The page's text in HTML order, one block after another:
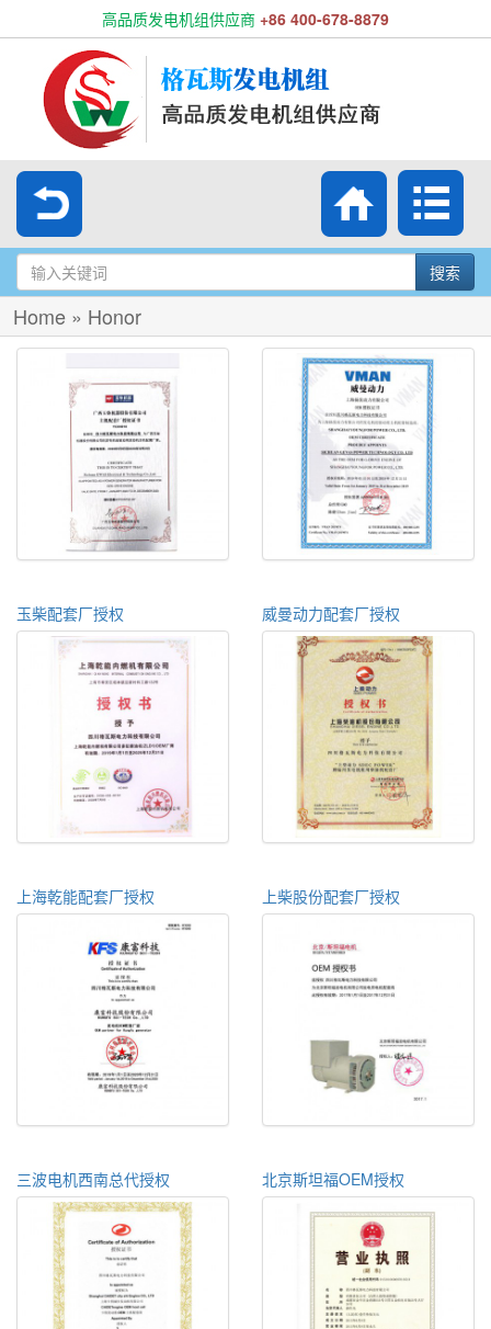
高品质发电机组供应商 +86 400-678-8879
搜索
Home » Honor
玉柴配套厂授权 威曼动力配套厂授权
上海乾能配套厂授权 上柴股份配套厂授权
三波电机西南总代授权 北京斯坦福OEM授权